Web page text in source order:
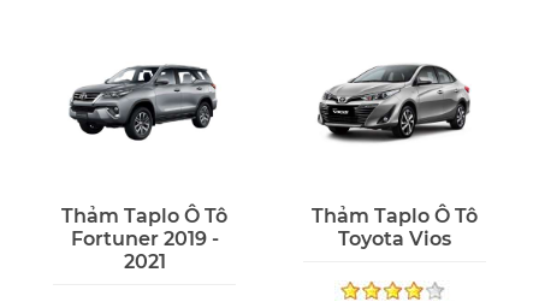
Thảm Taplo Ô Tô
Fortuner 2019 -
2021
Thảm Taplo Ô Tô
Toyota Vios